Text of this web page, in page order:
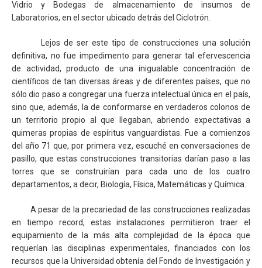
Vidrio y Bodegas de almacenamiento de insumos de
Laboratorios, en el sector ubicado detrás del Ciclotrón.
Lejos de ser este tipo de construcciones una solución
definitiva, no fue impedimento para generar tal efervescencia
de actividad, producto de una inigualable concentración de
científicos de tan diversas áreas y de diferentes países, que no
sólo dio paso a congregar una fuerza intelectual única en el país,
sino que, además, la de conformarse en verdaderos colonos de
un territorio propio al que llegaban, abriendo expectativas a
quimeras propias de espíritus vanguardistas. Fue a comienzos
del año 71 que, por primera vez, escuché en conversaciones de
pasillo, que estas construcciones transitorias darían paso a las
torres que se construirían para cada uno de los cuatro
departamentos, a decir, Biología, Física, Matemáticas y Química.
A pesar de la precariedad de las construcciones realizadas
en tiempo record, estas instalaciones permitieron traer el
equipamiento de la más alta complejidad de la época que
requerían las disciplinas experimentales, financiados con los
recursos que la Universidad obtenía del Fondo de Investigación y